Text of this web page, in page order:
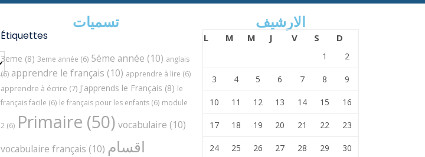
تسميات
Étiquettes
3eme (8) 3eme année (6) 5éme année (10) anglais
(6) apprendre le français (10) apprendre à lire (6)
apprendre à écrire (7) J'apprends le Français (8) le
français facile (6) le français pour les enfants (6) module
2 (6) Primaire (50) vocabulaire (10)
vocabulaire français (10) اقسام
الارشيف
L M M J V S D
1 2
3 4 5 6 7 8 9
10 11 12 13 14 15 16
17 18 19 20 21 22 23
24 25 26 27 28 29 30